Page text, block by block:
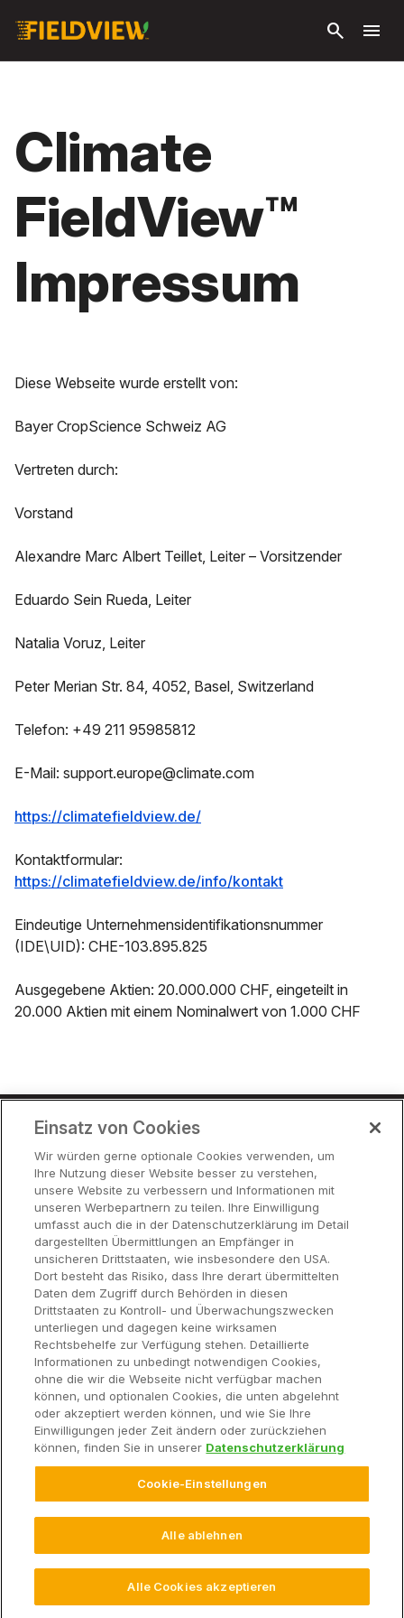
search menu
Climate
FieldView™
Impressum
Diese Webseite wurde erstellt von:
Bayer CropScience Schweiz AG
Vertreten durch:
Vorstand
Alexandre Marc Albert Teillet, Leiter – Vorsitzender
Eduardo Sein Rueda, Leiter
Natalia Voruz, Leiter
Peter Merian Str. 84, 4052, Basel, Switzerland
Telefon: +49 211 95985812
E-Mail: support.europe@climate.com
https://climatefieldview.de/
Kontaktformular:
https://climatefieldview.de/info/kontakt
Eindeutige Unternehmensidentifikationsnummer
(IDE\UID): CHE-103.895.825
Ausgegebene Aktien: 20.000.000 CHF, eingeteilt in
20.000 Aktien mit einem Nominalwert von 1.000 CHF
Preise
Partner
Hilfe
Funktionen
Hardware
Über Uns
Haftungsausschluss
DatenschutzerklärungDatenschutz FAQImpressum
DatenverordnungserklärungDatennutzungsvereinbarung
Cookie-Einstellungen
Einsatz von Cookies
Wir würden gerne optionale Cookies verwenden, um
Ihre Nutzung dieser Website besser zu verstehen,
unsere Website zu verbessern und Informationen mit
unseren Werbepartnern zu teilen. Ihre Einwilligung
umfasst auch die in der Datenschutzerklärung im Detail
dargestellten Übermittlungen an Empfänger in
unsicheren Drittstaaten, wie insbesondere den USA.
Dort besteht das Risiko, dass Ihre derart übermittelten
Daten dem Zugriff durch Behörden in diesen
Drittstaaten zu Kontroll- und Überwachungszwecken
unterliegen und dagegen keine wirksamen
Rechtsbehelfe zur Verfügung stehen. Detaillierte
Informationen zu unbedingt notwendigen Cookies,
ohne die wir die Webseite nicht verfügbar machen
können, und optionalen Cookies, die unten abgelehnt
oder akzeptiert werden können, und wie Sie Ihre
Einwilligungen jeder Zeit ändern oder zurückziehen
können, finden Sie in unserer Datenschutzerklärung
Cookie-Einstellungen
Alle ablehnen
Alle Cookies akzeptieren